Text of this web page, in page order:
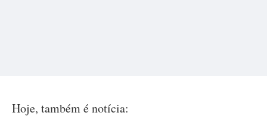
Hoje, também é notícia: